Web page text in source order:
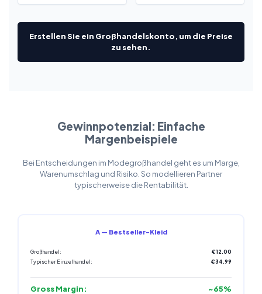
Erstellen Sie ein Großhandelskonto, um die Preise
zu sehen.
Gewinnpotenzial: Einfache
Margenbeispiele
Bei Entscheidungen im Modegroßhandel geht es um Marge,
Warenumschlag und Risiko. So modellieren Partner
typischerweise die Rentabilität.
A — Bestseller-Kleid
Großhandel:
€12.00
Typischer Einzelhandel:
€34.99
Gross Margin: ~65%